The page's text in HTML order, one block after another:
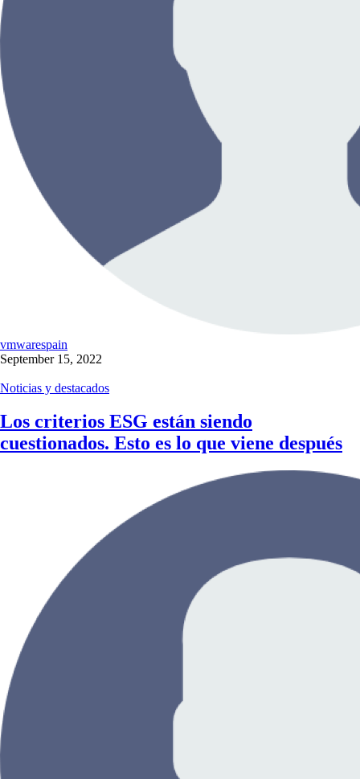
vmwarespain
September 15, 2022
Noticias y destacados
Los criterios ESG están siendo
cuestionados. Esto es lo que viene después